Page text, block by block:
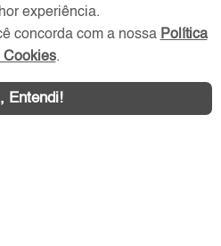
Sociais
experiência.
concorda com a nossa Política
Cookies.
Entendi!